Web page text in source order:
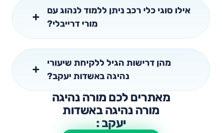
אילו סוגי כלי רכב ניתן ללמוד לנהוג עם
מורי דרייבלי?
מהן דרישות הגיל ללקיחת שיעורי
נהיגה באשדות יעקב?
מאתרים לכם מורה נהיגה
מורה נהיגה באשדות
יעקב :